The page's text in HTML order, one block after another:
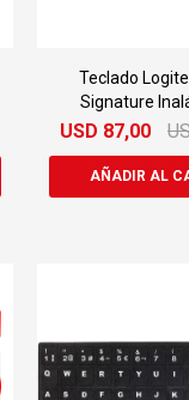
Teclado
Signature
USD 87,00